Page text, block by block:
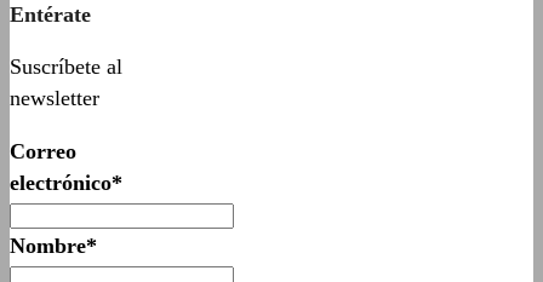
Entérate
Suscríbete al
newsletter
Correo
electrónico*
Nombre*